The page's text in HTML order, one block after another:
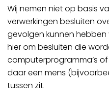
Wij nemen niet op basis
verwerkingen besluiten
gevolgen kunnen
hier om besluiten die
computerprogramma’s
daar een mens
tussen zit.